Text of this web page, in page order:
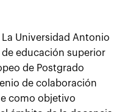
La Universidad Antonio
educación superior
de Postgrado
de colaboración
como objetivo